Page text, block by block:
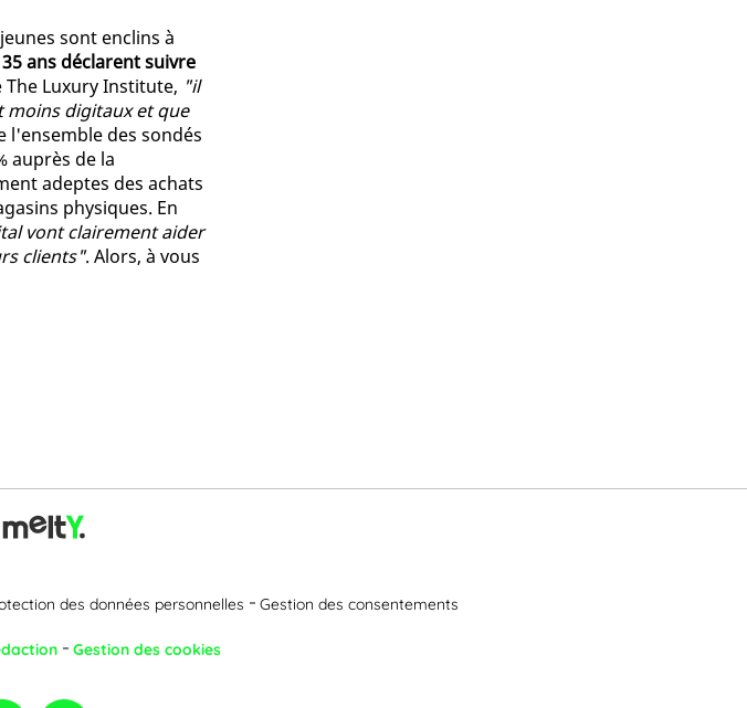
sont enclins à
ans déclarent suivre
The Luxury Institute, "il
moins digitaux et que
l'ensemble des sondés
auprès de la
adeptes des achats
physiques. En
vont clairement aider
clients". Alors, à vous
des données personnelles Gestion des consentements
Gestion des cookies